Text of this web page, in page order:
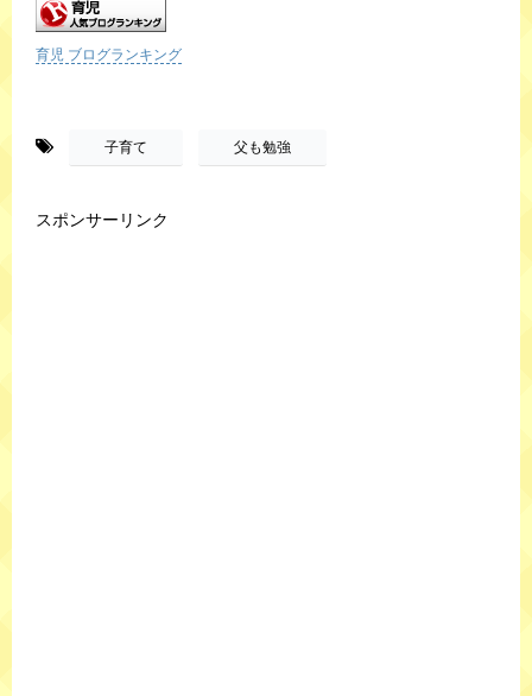
育児 ブログランキング
子育て 父も勉強
スポンサーリンク